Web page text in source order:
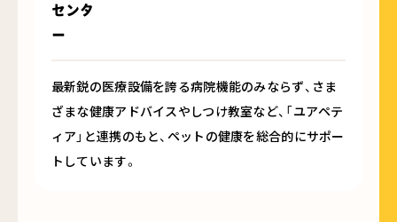
センタ
ー
最新鋭の医療設備を誇る病院機能のみならず、さま
ざまな健康アドバイスやしつけ教室など、「ユアペテ
ィア」と連携のもと、ペットの健康を総合的にサポー
トしています。